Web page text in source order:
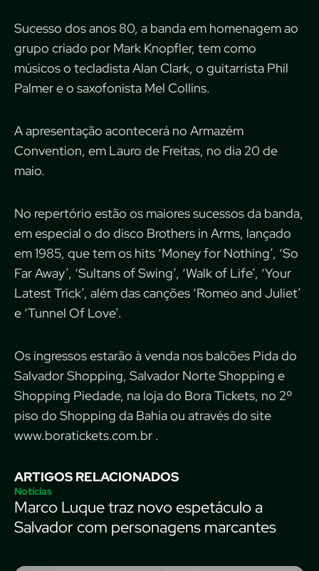
Sucesso dos anos 80, a banda em homenagem ao
grupo criado por Mark Knopfler, tem como
músicos o tecladista Alan Clark, o guitarrista Phil
Palmer e o saxofonista Mel Collins.
A apresentação acontecerá no Armazém
Convention, em Lauro de Freitas, no dia 20 de
maio.
No repertório estão os maiores sucessos da banda,
em especial o do disco Brothers in Arms, lançado
em 1985, que tem os hits ‘Money for Nothing’, ‘So
Far Away’, ‘Sultans of Swing’, ‘Walk of Life’, ‘Your
Latest Trick’, além das canções ‘Romeo and Juliet’
e ‘Tunnel Of Love’.
Os ingressos estarão à venda nos balcões Pida do
Salvador Shopping, Salvador Norte Shopping e
Shopping Piedade, na loja do Bora Tickets, no 2º
piso do Shopping da Bahia ou através do site
www.boratickets.com.br .
ARTIGOS RELACIONADOS
Notícias
Marco Luque traz novo espetáculo a
Salvador com personagens marcantes